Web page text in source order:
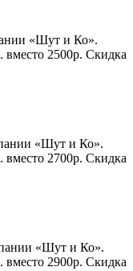
«Шут и Ко».
вместо 2500р. Скидка
«Шут и Ко».
вместо 2700р. Скидка
«Шут и Ко».
вместо 2900р. Скидка